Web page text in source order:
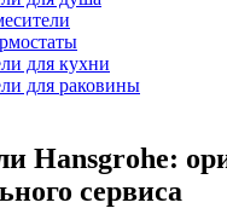
для кухни
для раковины
Hansgrohe:
сервиса